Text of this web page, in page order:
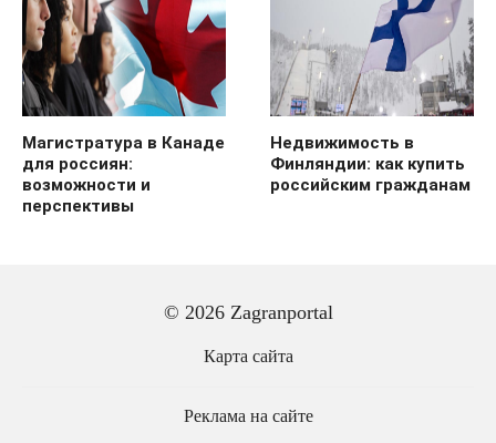
Магистратура в Канаде
для россиян:
возможности и
перспективы
Недвижимость в
Финляндии: как купить
российским гражданам
© 2026 Zagranportal
Карта сайта
Реклама на сайте